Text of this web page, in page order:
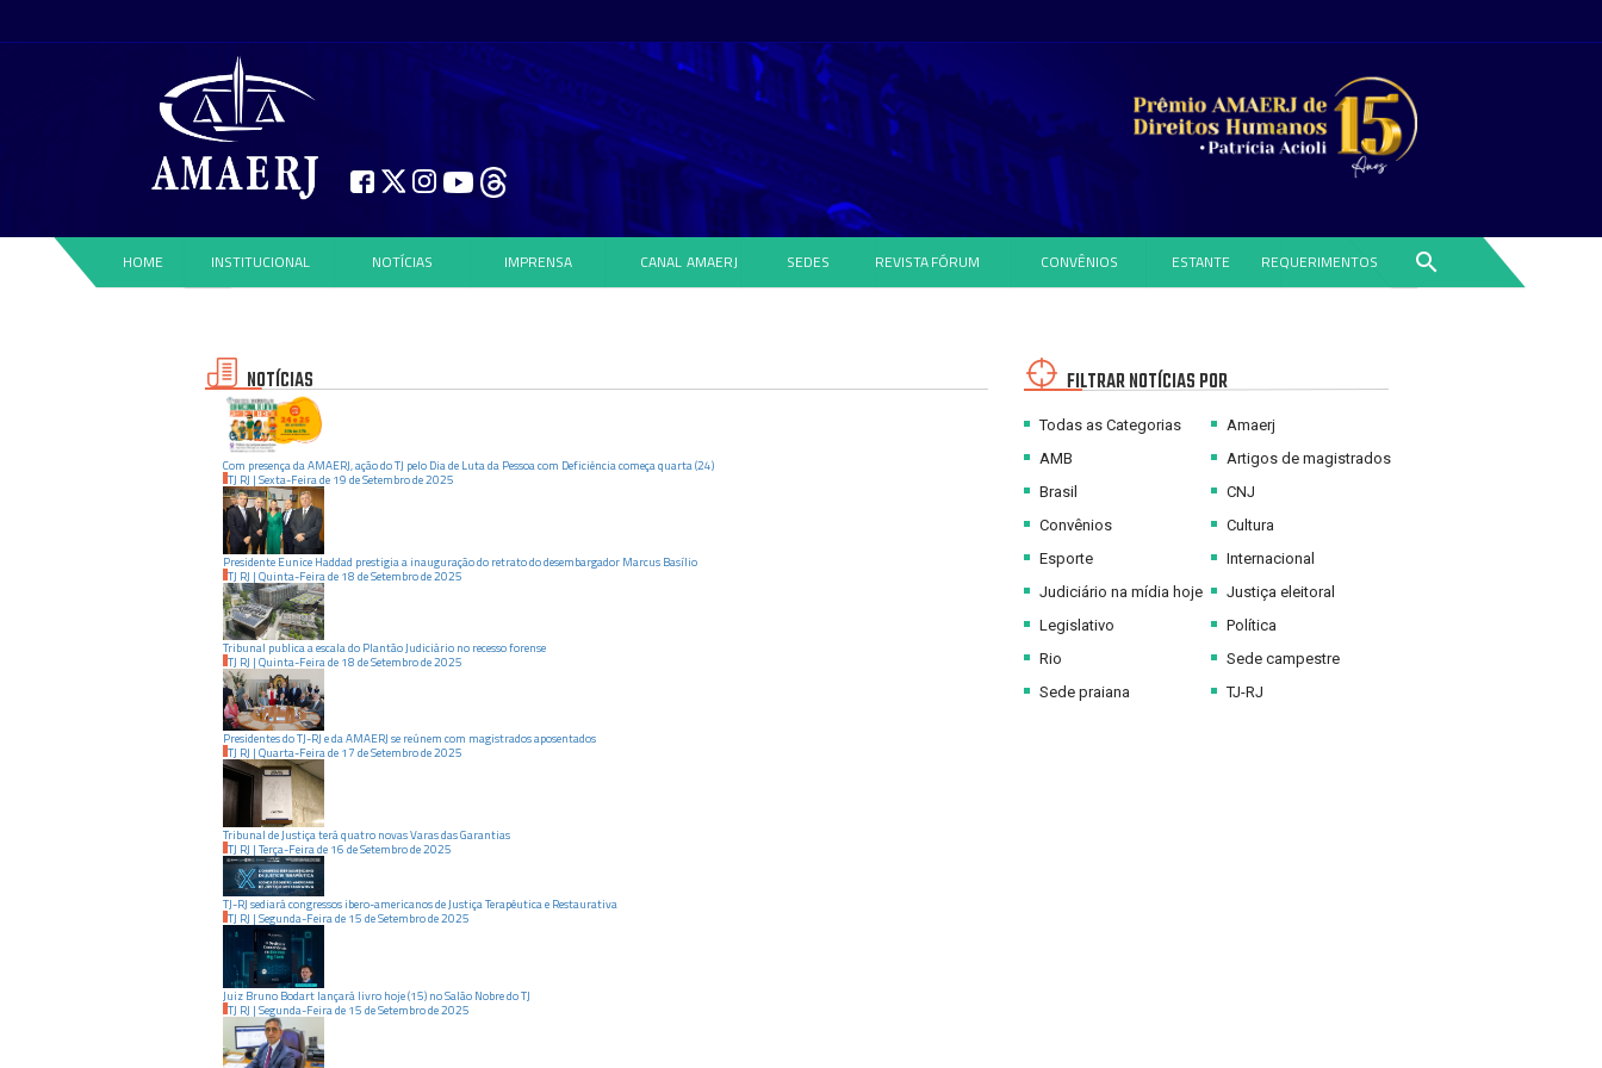
HOME INSTITUCIONAL NOTÍCIAS IMPRENSA CANAL AMAERJ SEDES REVISTAFÓRUM CONVÊNIOS ESTANTE REQUERIMENTOS search
NOTÍCIAS
Com presença da AMAERJ, ação do TJ pelo Dia de Luta da Pessoa com Deficiência começa quarta (24)
TJ RJ | Sexta-Feirade 19 deSetembrode2025
Presidente Eunice Haddad prestigia a inauguração do retrato do desembargador Marcus Basílio
TJ RJ | Quinta-Feirade 18 deSetembrode2025
Tribunal publica a escala do Plantão Judiciário no recesso forense
TJ RJ | Quinta-Feirade 18 deSetembrode2025
Presidentes do TJ-RJ e da AMAERJ se reúnem com magistrados aposentados
TJ RJ | Quarta-Feirade 17 deSetembrode2025
Tribunal de Justiça terá quatro novas Varas das Garantias
TJ RJ | Terça-Feirade 16 deSetembrode2025
TJ-RJ sediará congressos ibero-americanos de Justiça Terapêutica e Restaurativa
TJ RJ | Segunda-Feirade 15 deSetembrode2025
Juiz Bruno Bodart lançará livro hoje (15) no Salão Nobre do TJ
TJ RJ | Segunda-Feirade 15 deSetembrode2025
FILTRAR NOTÍCIAS POR
Todas as Categorias
AMB
Brasil
Convênios
Esporte
Judiciário na mídia hoje
Legislativo
Rio
Sede praiana
Amaerj
Artigos de magistrados
CNJ
Cultura
Internacional
Justiça eleitoral
Política
Sede campestre
TJ-RJ